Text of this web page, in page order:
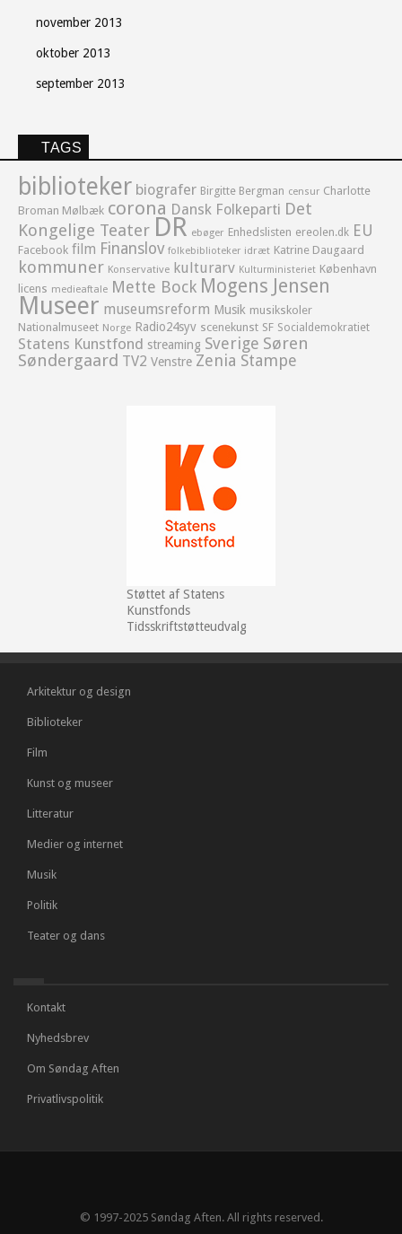
november 2013
oktober 2013
september 2013
TAGS
biblioteker biografer Birgitte Bergman censur Charlotte
Broman Mølbæk corona Dansk Folkeparti Det
Kongelige Teater DR ebøger Enhedslisten ereolen.dk EU
Facebook film Finanslov folkebiblioteker idræt Katrine Daugaard
kommuner Konservative kulturarv Kulturministeriet København
licens medieaftale Mette Bock Mogens Jensen
Museer museumsreform Musik musikskoler
Nationalmuseet Norge Radio24syv scenekunst SF Socialdemokratiet
Statens Kunstfond streaming Sverige Søren
Søndergaard TV2 Venstre Zenia Stampe
Støttet af Statens
Kunstfonds
Tidsskriftstøtteudvalg
Arkitektur og design
Biblioteker
Film
Kunst og museer
Litteratur
Medier og internet
Musik
Politik
Teater og dans
Kontakt
Nyhedsbrev
Om Søndag Aften
Privatlivspolitik
© 1997-2025 Søndag Aften. All rights reserved.